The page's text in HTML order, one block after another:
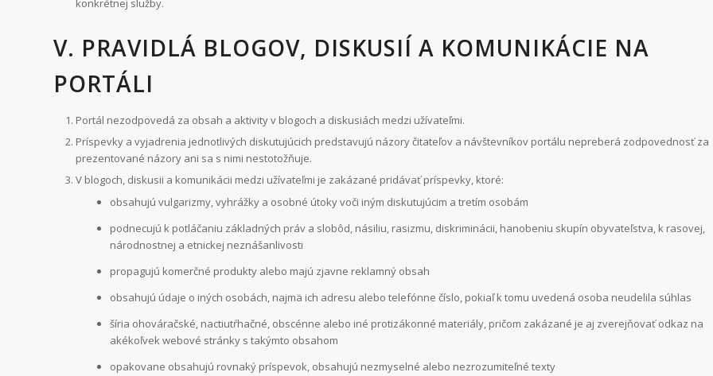
konkrétnej služby.
V. PRAVIDLÁ BLOGOV, DISKUSIÍ A KOMUNIKÁCIE NA
PORTÁLI
Portál nezodpovedá za obsah a aktivity v blogoch a diskusiách medzi užívateľmi.
Príspevky a vyjadrenia jednotlivých diskutujúcich predstavujú názory čitateľov a návštevníkov portálu nepreberá zodpovednosť za
prezentované názory ani sa s nimi nestotožňuje.
V blogoch, diskusii a komunikácii medzi užívateľmi je zakázané pridávať príspevky, ktoré:
obsahujú vulgarizmy, vyhrážky a osobné útoky voči iným diskutujúcim a tretím osobám
podnecujú k potláčaniu základných práv a slobôd, násiliu, rasizmu, diskriminácii, hanobeniu skupín obyvateľstva, k rasovej,
národnostnej a etnickej neznášanlivosti
propagujú komerčné produkty alebo majú zjavne reklamný obsah
obsahujú údaje o iných osobách, najmä ich adresu alebo telefónne číslo, pokiaľ k tomu uvedená osoba neudelila súhlas
šíria ohováračské, nactiutŕhačné, obscénne alebo iné protizákonné materiály, pričom zakázané je aj zverejňovať odkaz na
akékoľvek webové stránky s takýmto obsahom
opakovane obsahujú rovnaký príspevok, obsahujú nezmyselné alebo nezrozumiteľné texty